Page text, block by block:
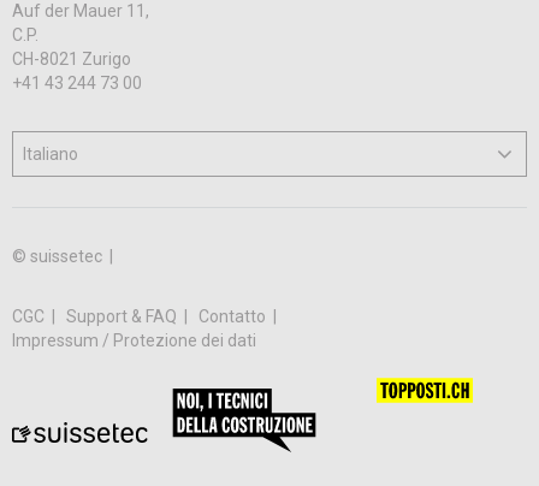
Auf der Mauer 11,
C.P.
CH-8021 Zurigo
+41 43 244 73 00
© suissetec |
CGC Support & FAQ
Contatto
Impressum / Protezione dei dati